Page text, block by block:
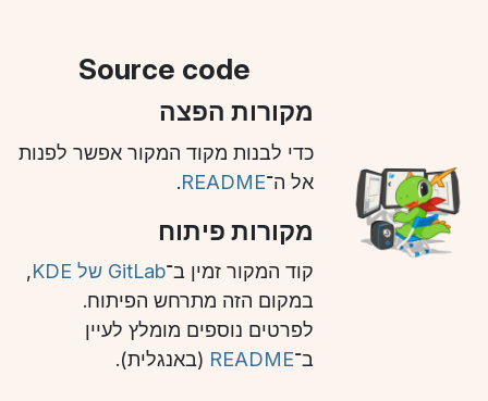
Source code
מקורות הפצה
כדי לבנות מקוד המקור אפשר לפנות
אל ה־README
.
מקורות פיתוח
קוד המקור זמין ב־GitLab של KDE
,
במקום הזה מתרחש הפיתוח.
לפרטים נוספים מומלץ לעיין
ב־README (באנגלית).